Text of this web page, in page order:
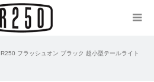
R250 フラッシュオン ブラック 超小型テールライト